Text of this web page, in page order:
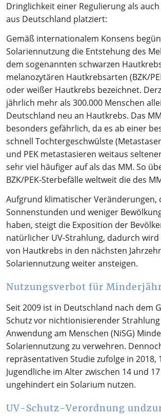
Dringlichkeit einer Regulierung als
aus Deutschland platziert:
Gemäß internationalem Konsens
Solariennutzung die Entstehung des
dem sogenannten schwarzen
melanozytären Hautkrebsarten (BZK/
oder weißer Hautkrebs bezeichnet.
jährlich mehr als 300.000 Menschen
Deutschland neu an Hautkrebs. Das
besonders gefährlich, da es ab einer
schnell Tochtergeschwülste
und PEK metastasieren weitaus
sehr viel häufiger auf als das MM. So
BZK/PEK-Sterbefälle weltweit die des
Aufgrund klimatischer Veränderungen,
Sonnenstunden und weniger
haben, steigt die Exposition der
natürlicher UV-Strahlung, dadurch wird
von Hautkrebs in den nächsten
Solariennutzung weiter ansteigen.
Nutzungsverbot für
Seit 2009 ist in Deutschland nach dem
Schutz vor nichtionisierender
Anwendung am Menschen (NiSG)
Solariennutzung zu verwehren.
repräsentativen Studie zufolge in 2018,
Jugendliche im Alter zwischen 14 und
ungehindert ein Solarium nutzen.
UV-Schutz-Verordnung